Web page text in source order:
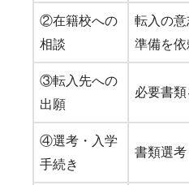
②在籍校への
相談
転入の
準備を依
③転入先への
出願
必要書
④選考・入学
手続き
書類選